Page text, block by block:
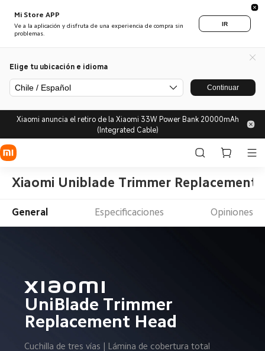
Mi Store APP
Ve a la aplicación y disfruta de una experiencia de compra sin
problemas.
IR
Elige tu ubicación e idioma
Chile / Español Continuar
Xiaomi anuncia el retiro de la Xiaomi 33W Power Bank 20000mAh
(Integrated Cable)
Xiaomi Uniblade Trimmer Replacement
General Especificaciones Opiniones
Xiaomi
UniBlade Trimmer
Replacement Head
Cuchilla de tres vías | Lámina de cobertura total